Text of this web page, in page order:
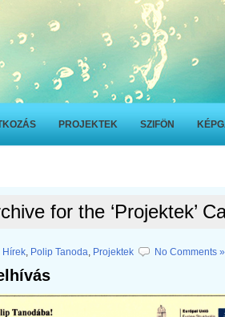
PROJEKTEK SZIFÖN
for the ‘Projektek’
Hírek, Polip Tanoda, Projektek No Comments »